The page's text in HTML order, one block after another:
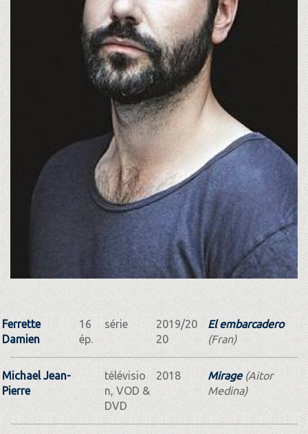
Ferrette
Damien
16
ép.
série
2019/20
20
El embarcadero
(Fran)
Michael Jean-
Pierre
télévisio
n, VOD &
DVD
2018 Mirage(Aitor
Medina)